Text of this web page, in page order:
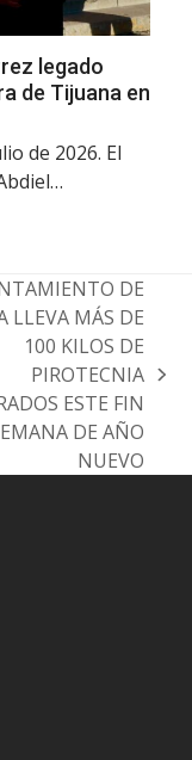
legado
de Tijuana en
de 2026. El
DE
LLEVA MÁS DE
100 KILOS DE
PIROTECNIA
ESTE FIN
DE AÑO
NUEVO